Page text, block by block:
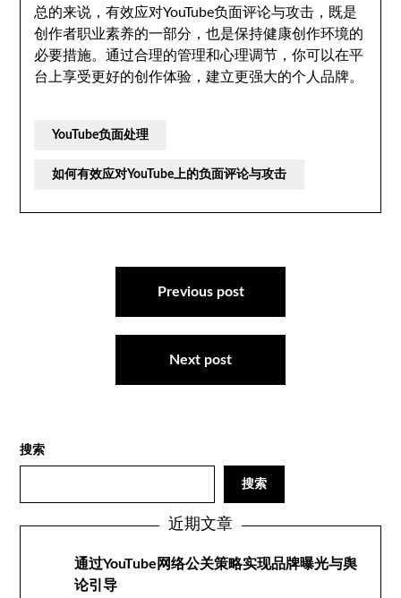
总的来说，有效应对YouTube负面评论与攻击，既是
创作者职业素养的一部分，也是保持健康创作环境的
必要措施。通过合理的管理和心理调节，你可以在平
台上享受更好的创作体验，建立更强大的个人品牌。
YouTube负面处理
如何有效应对YouTube上的负面评论与攻击
Previous post
Next post
搜索
搜索
近期文章
通过YouTube网络公关策略实现品牌曝光与舆
论引导